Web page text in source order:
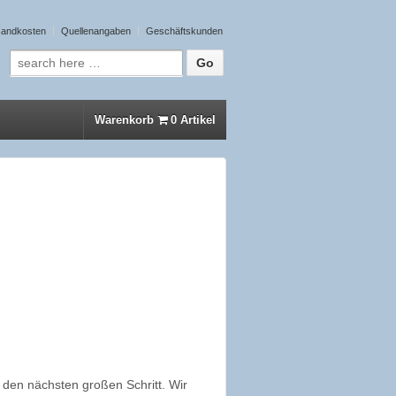
Quellenangaben Geschäftskunden
Suche nach:
Warenkorb 0 Artikel
nächsten großen Schritt. Wir